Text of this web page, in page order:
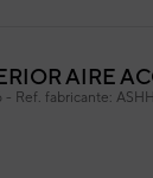
AIRE
- Ref. fabricante: